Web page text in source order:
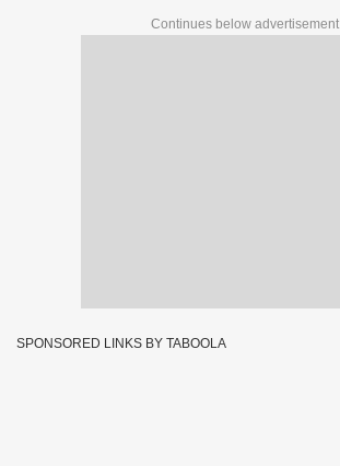
Continues below advertisement
SPONSORED LINKS BY TABOOLA